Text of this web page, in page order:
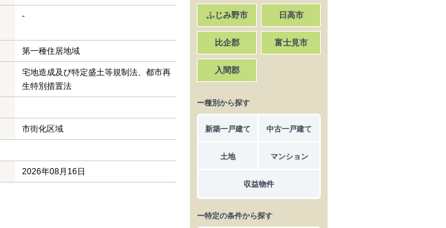
-
第一種住居地域
宅地造成及び特定盛土等規制法、都市再
生特別措置法
市街化区域
2026年08月16日
ふじみ野市 日高市
比企郡 富士見市
入間郡
ー種別から探す
新築一戸建て 中古一戸建て
土地 マンション
収益物件
ー特定の条件から探す